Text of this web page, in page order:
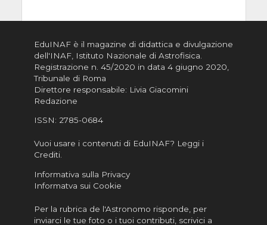
EduINAF è il magazine di didattica e divulgazione
dell'INAF, Istituto Nazionale di Astrofisica
Registrazione n. 45/2020 in data 4 giugno 2020,
Tribunale di Roma
Direttore responsabile: Livia Giacomini
Redazione
ISSN: 2785-0684
Vuoi usare i contenuti di EduINAF? Leggi i
Crediti.
Informativa sulla Privacy
Informatva sui Cookie
Per la rubrica de l'Astronomo risponde, per
inviarci le tue foto o i tuoi contributi, scrivici a